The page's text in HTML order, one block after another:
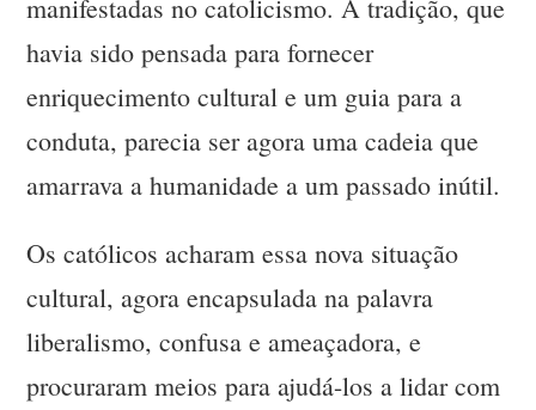
manifestadas no catolicismo. A tradição, que
havia sido pensada para fornecer
enriquecimento cultural e um guia para a
conduta, parecia ser agora uma cadeia que
amarrava a humanidade a um passado inútil.
Os católicos acharam essa nova situação
cultural, agora encapsulada na palavra
liberalismo, confusa e ameaçadora, e
procuraram meios para ajudá-los a lidar com